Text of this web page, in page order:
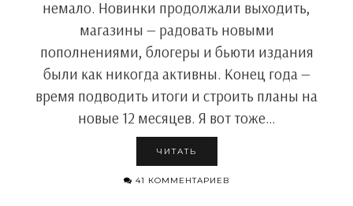
немало. Новинки продолжали выходить,
магазины — радовать новыми
пополнениями, блогеры и бьюти издания
были как никогда активны. Конец года —
время подводить итоги и строить планы на
новые 12 месяцев. Я вот тоже…
ЧИТАТЬ
41 КОММЕНТАРИЕВ